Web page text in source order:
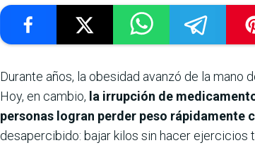
Durante años, la obesidad avanzó de la mano
Hoy, en cambio, la irrupción de
personas logran perder peso rápidamente
desapercibido: bajar kilos sin hacer ejercicios